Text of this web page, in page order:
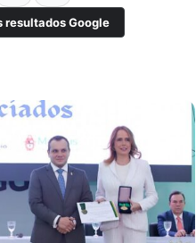
resultados Google